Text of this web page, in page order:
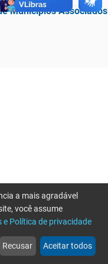
Municípios Associados
web
Notícias
more_horiz
Mais
a mais agradável
você assume
e Política de privacidade
Recusar Aceitar todos
novamente